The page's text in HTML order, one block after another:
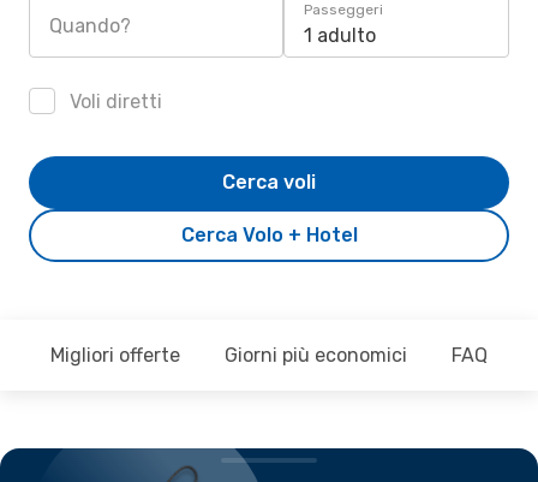
Quando?
Passeggeri
1 adulto
Voli diretti
Cerca Volo + Hotel
Cerca voli
Migliori offerte Giorni più economici FAQ